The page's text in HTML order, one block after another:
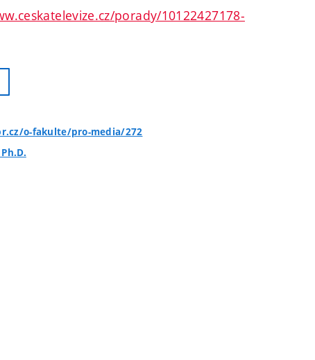
porady/10122427178-
o-fakulte/pro-media/272